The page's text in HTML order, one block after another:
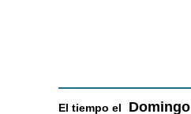
El tiempo el Domingo